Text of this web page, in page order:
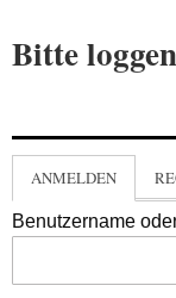
Bitte
ANMELDEN
Benutzername